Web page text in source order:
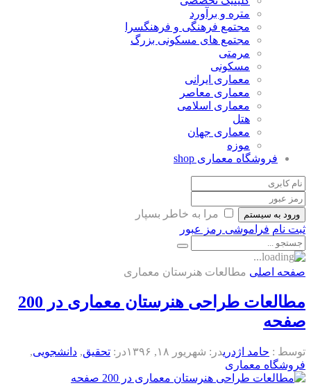
متره و برآورد
مجتمع فرهنگی و فرهنگسرا
مجتمع های مسکونی بزرگ
مرمتی
مسکونی
معماری ایرانی
معماری معاصر
معماری اسلامی
هتل
معماری جهان
موزه
فروشگاه معماری shop
ورود به سیستم
مرا به خاطر بسپار
ثبت نام فراموشی رمز عبور
صفحه اصلی مطالعات هنرستان معماری
مطالعات طراحی هنرستان معماری در 200
صفحه
توسط : حامد اژدریدر: شهریور ۱۸, ۱۳۹۶ در: تحقیق, دانشجویی,
فروشگاه معماری